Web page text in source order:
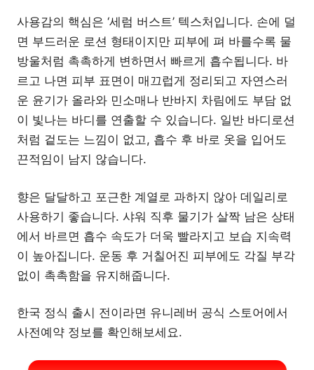
사용감의 핵심은 ‘세럼 버스트’ 텍스처입니다. 손에 덜
면 부드러운 로션 형태이지만 피부에 펴 바를수록 물
방울처럼 촉촉하게 변하면서 빠르게 흡수됩니다. 바
르고 나면 피부 표면이 매끄럽게 정리되고 자연스러
운 윤기가 올라와 민소매나 반바지 차림에도 부담 없
이 빛나는 바디를 연출할 수 있습니다. 일반 바디로션
처럼 겉도는 느낌이 없고, 흡수 후 바로 옷을 입어도
끈적임이 남지 않습니다.
향은 달달하고 포근한 계열로 과하지 않아 데일리로
사용하기 좋습니다. 샤워 직후 물기가 살짝 남은 상태
에서 바르면 흡수 속도가 더욱 빨라지고 보습 지속력
이 높아집니다. 운동 후 거칠어진 피부에도 각질 부각
없이 촉촉함을 유지해줍니다.
한국 정식 출시 전이라면 유니레버 공식 스토어에서
사전예약 정보를 확인해보세요.